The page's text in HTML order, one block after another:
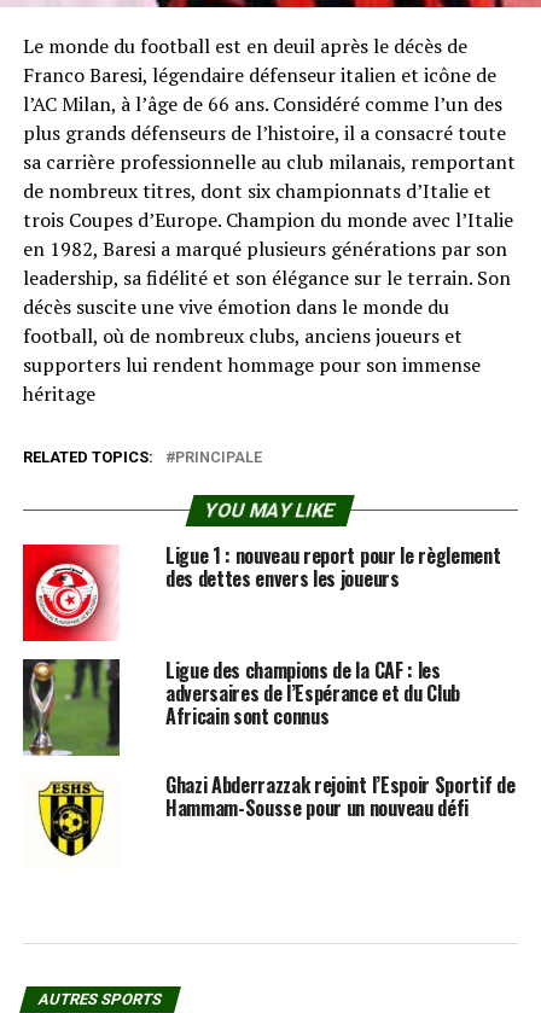
Le monde du football est en deuil après le décès de
Franco Baresi, légendaire défenseur italien et icône de
l’AC Milan, à l’âge de 66 ans. Considéré comme l’un des
plus grands défenseurs de l’histoire, il a consacré toute
sa carrière professionnelle au club milanais, remportant
de nombreux titres, dont six championnats d’Italie et
trois Coupes d’Europe. Champion du monde avec l’Italie
en 1982, Baresi a marqué plusieurs générations par son
leadership, sa fidélité et son élégance sur le terrain. Son
décès suscite une vive émotion dans le monde du
football, où de nombreux clubs, anciens joueurs et
supporters lui rendent hommage pour son immense
héritage
RELATED TOPICS: PRINCIPALE
YOU MAY LIKE
Ligue 1 : nouveau report pour le règlement
des dettes envers les joueurs
Ligue des champions de la CAF : les
adversaires de l’Espérance et du Club
Africain sont connus
Ghazi Abderrazzak rejoint l’Espoir Sportif de
Hammam-Sousse pour un nouveau défi
AUTRES SPORTS